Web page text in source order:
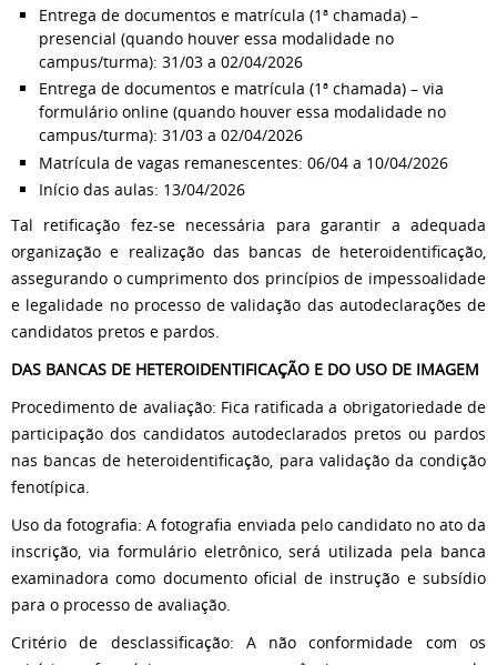
Entrega de documentos e matrícula (1ª chamada) –
presencial (quando houver essa modalidade no
campus/turma): 31/03 a 02/04/2026
Entrega de documentos e matrícula (1ª chamada) – via
formulário online (quando houver essa modalidade no
campus/turma): 31/03 a 02/04/2026
Matrícula de vagas remanescentes: 06/04 a 10/04/2026
Início das aulas: 13/04/2026
Tal retificação fez-se necessária para garantir a adequada
organização e realização das bancas de heteroidentificação,
assegurando o cumprimento dos princípios de impessoalidade
e legalidade no processo de validação das autodeclarações de
candidatos pretos e pardos.
DAS BANCAS DE HETEROIDENTIFICAÇÃO E DO USO DE IMAGEM
Procedimento de avaliação: Fica ratificada a obrigatoriedade de
participação dos candidatos autodeclarados pretos ou pardos
nas bancas de heteroidentificação, para validação da condição
fenotípica.
Uso da fotografia: A fotografia enviada pelo candidato no ato da
inscrição, via formulário eletrônico, será utilizada pela banca
examinadora como documento oficial de instrução e subsídio
para o processo de avaliação.
Critério de desclassificação: A não conformidade com os